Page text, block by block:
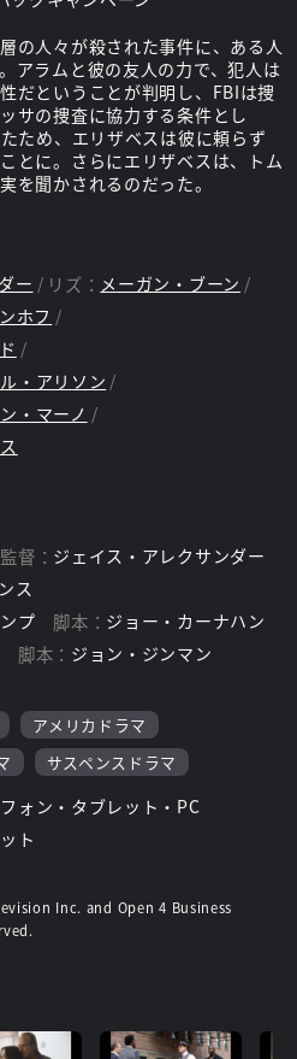
の人々が殺された事件に、ある人
アラムと彼の友人の力で、犯人は
だということが判明し、FBIは捜
サの捜査に協力する条件とし
ため、エリザベスは彼に頼らず
とに。さらにエリザベスは、トム
を聞かされるのだった。
ー リズ： メーガン・ブーン
ホフ
・アリソン
・マーノ
監督： ジェイス・アレクサンダー
ス
プ 脚本： ジョー・カーナハン
脚本： ジョン・ジンマン
アメリカドラマ
サスペンスドラマ
ォン・タブレット・PC
ト
Inc. and Open 4 Business